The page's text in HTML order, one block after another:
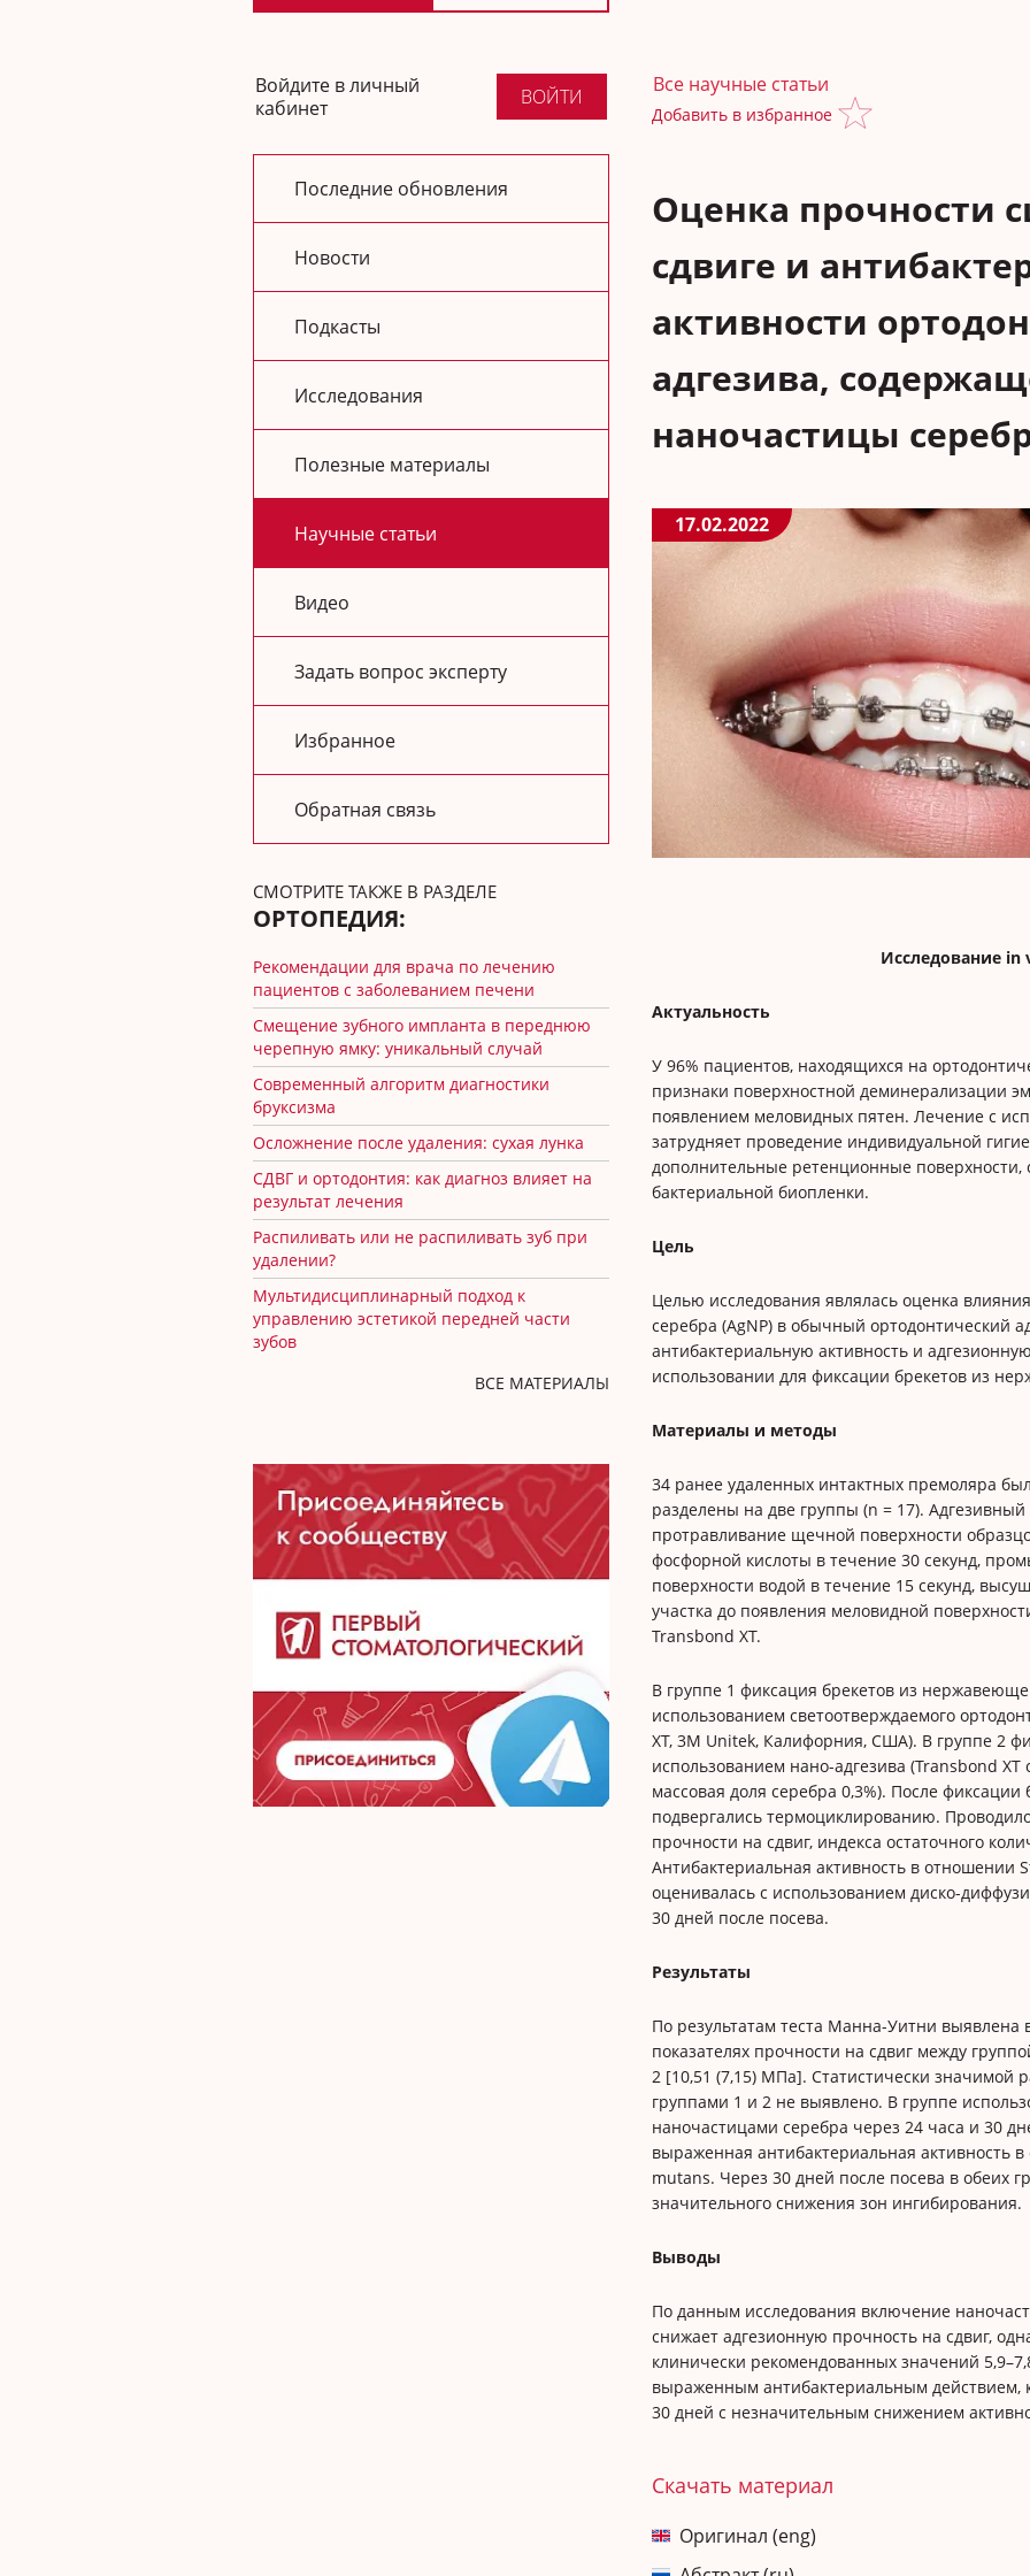
Войдите в личный
кабинет
ВОЙТИ
Последние обновления
Новости
Подкасты
Исследования
Полезные материалы
Научные статьи
Видео
Задать вопрос эксперту
Избранное
Обратная связь
СМОТРИТЕ ТАКЖЕ В РАЗДЕЛЕ
ОРТОПЕДИЯ:
Рекомендации для врача по лечению
пациентов с заболеванием печени
Смещение зубного импланта в переднюю
черепную ямку: уникальный случай
Современный алгоритм диагностики
бруксизма
Осложнение после удаления: сухая лунка
СДВГ и ортодонтия: как диагноз влияет на
результат лечения
Распиливать или не распиливать зуб при
удалении?
Мультидисциплинарный подход к
управлению эстетикой передней части
зубов
ВСЕ МАТЕРИАЛЫ
Все научные статьи
Добавить в избранное
Оценка прочности
сдвиге и
активности
адгезива,
наночастицы
17.02.2022
Исследование in
Актуальность
У 96% пациентов, находящихся на
признаки поверхностной деминерализации
появлением меловидных пятен. Лечение с
затрудняет проведение индивидуальной
дополнительные ретенционные
бактериальной биопленки.
Цель
Целью исследования являлась оценка
серебра (AgNP) в обычный ортодонтический
антибактериальную активность и
использовании для фиксации брекетов из
Материалы и методы
34 ранее удаленных интактных премоляра
разделены на две группы (n = 17).
протравливание щечной поверхности
фосфорной кислоты в течение 30 секунд,
поверхности водой в течение 15 секунд,
участка до появления меловидной
Transbond XT.
В группе 1 фиксация брекетов из
использованием светоотверждаемого
XT, 3M Unitek, Калифорния, США). В группе 2
использованием нано-адгезива (Transbond
массовая доля серебра 0,3%). После фиксации
подвергались термоциклированию.
прочности на сдвиг, индекса остаточного
Антибактериальная активность в отношении
оценивалась с использованием диско-
30 дней после посева.
Результаты
По результатам теста Манна-Уитни
показателях прочности на сдвиг между
2 [10,51 (7,15) МПа]. Статистически значимой
группами 1 и 2 не выявлено. В группе
наночастицами серебра через 24 часа и 30
выраженная антибактериальная активность
mutans. Через 30 дней после посева в обеих
значительного снижения зон ингибирования.
Выводы
По данным исследования включение
снижает адгезионную прочность на сдвиг,
клинически рекомендованных значений
выраженным антибактериальным действием,
30 дней с незначительным снижением
Скачать материал
Оригинал (eng)